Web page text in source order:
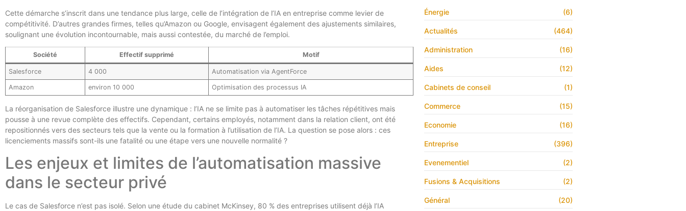
Cette démarche s’inscrit dans une tendance plus large, celle de l’intégration de l’IA en entreprise comme levier de
compétitivité. D’autres grandes firmes, telles qu’Amazon ou Google, envisagent également des ajustements similaires,
soulignant une évolution incontournable, mais aussi contestée, du marché de l’emploi.
Société Effectif supprimé Motif
Salesforce 4 000 Automatisation via AgentForce
Amazon environ 10 000 Optimisation des processus IA
La réorganisation de Salesforce illustre une dynamique : l’IA ne se limite pas à automatiser les tâches répétitives mais
pousse à une revue complète des effectifs. Cependant, certains employés, notamment dans la relation client, ont été
repositionnés vers des secteurs tels que la vente ou la formation à l’utilisation de l’IA. La question se pose alors : ces
licenciements massifs sont-ils une fatalité ou une étape vers une nouvelle normalité ?
Les enjeux et limites de l’automatisation massive
dans le secteur privé
Le cas de Salesforce n’est pas isolé. Selon une étude du cabinet McKinsey, 80 % des entreprises utilisent déjà l’IA
Énergie (6)
Actualités (464)
Administration (16)
Aides (12)
Cabinets de conseil (1)
Commerce (15)
Economie (16)
Entreprise (396)
Evenementiel (2)
Fusions & Acquisitions (2)
Général (20)